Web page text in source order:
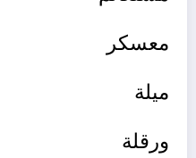
معسكر
ميلة
ورقلة